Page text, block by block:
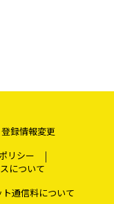
登録情報変更
リシー
について
ト通信料について